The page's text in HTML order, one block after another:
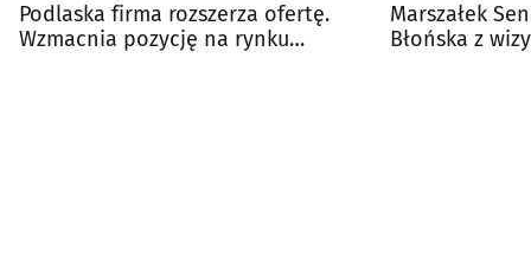
Podlaska firma rozszerza ofertę.
Wzmacnia pozycję na rynku
Marszałek
Błońska z